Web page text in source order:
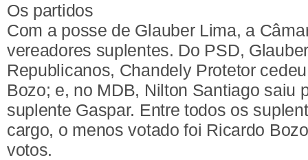
Os partidos
Com a posse de Glauber Lima, a
vereadores suplentes. Do PSD,
Republicanos, Chandely Protetor
Bozo; e, no MDB, Nilton Santiago saiu
suplente Gaspar. Entre todos os
cargo, o menos votado foi Ricardo
votos.